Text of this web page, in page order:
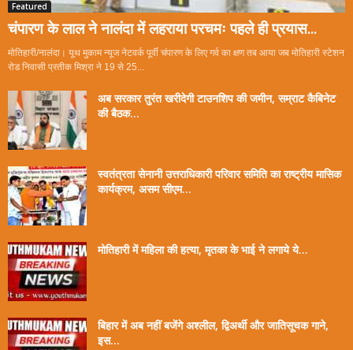
Featured
चंपारण के लाल ने नालंदा में लहराया परचमः पहले ही प्रयास...
मोतिहारी/नालंदा। यूथ मुकाम न्यूज नेटवर्क पूर्वी चंपारण के लिए गर्व का क्षण तब आया जब मोतिहारी स्टेशन
रोड निवासी प्रतीक मिश्रा ने 19 से 25...
अब सरकार तुरंत खरीदेगी टाउनशिप की जमीन, सम्राट कैबिनेट
की बैठक...
स्वतंत्रता सेनानी उत्तराधिकारी परिवार समिति का राष्ट्रीय मासिक
कार्यक्रम, असम सीएम...
मोतिहारी में महिला की हत्या, मृतका के भाई ने लगाये ये...
बिहार में अब नहीं बजेंगे अश्लील, द्विअर्थी और जातिसूचक गाने,
इस...